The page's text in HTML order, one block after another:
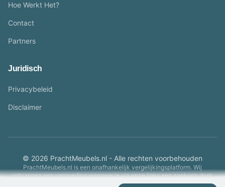
Hoe Werkt Het?
Contact
Partners
Juridisch
Privacybeleid
Disclaimer
© 2026 PrachtMeubels.nl - Alle rechten voorbehouden
PrachtMeubels.nl is een onafhankelijk vergelijkingsplatform. Wij
ontvangen een vergoeding wanneer je via onze links een aankoop doet.